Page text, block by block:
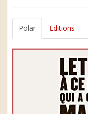
Polar Editions